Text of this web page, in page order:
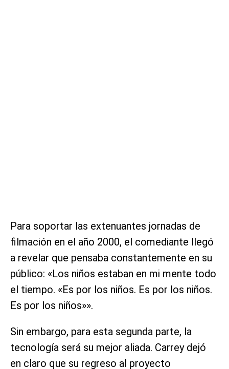
Para soportar las extenuantes jornadas de
filmación en el año 2000, el comediante llegó
a revelar que pensaba constantemente en su
público: «Los niños estaban en mi mente todo
el tiempo. «Es por los niños. Es por los niños.
Es por los niños»».
Sin embargo, para esta segunda parte, la
tecnología será su mejor aliada. Carrey dejó
en claro que su regreso al proyecto